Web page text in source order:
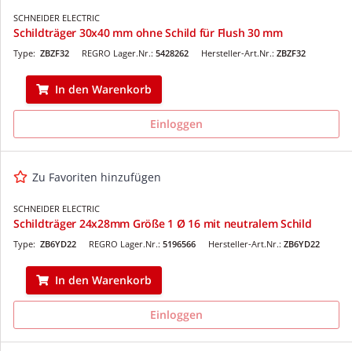
SCHNEIDER ELECTRIC
Schildträger 30x40 mm ohne Schild für Flush 30 mm
REGRO Lager.Nr.: 5428262
Type: ZBZF32 Hersteller-Art.Nr.: ZBZF32
In den Warenkorb
Einloggen
Zu Favoriten hinzufügen
SCHNEIDER ELECTRIC
Schildträger 24x28mm Größe 1 Ø 16 mit neutralem Schild
REGRO Lager.Nr.: 5196566
Type: ZB6YD22 Hersteller-Art.Nr.: ZB6YD22
In den Warenkorb
Einloggen